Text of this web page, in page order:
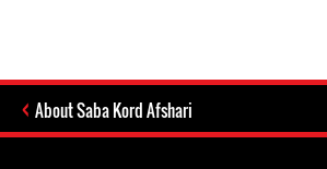
About Saba Kord Afshari